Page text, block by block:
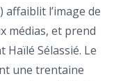
affaiblit l’image de
médias, et prend
Sélassié. Le
une trentaine